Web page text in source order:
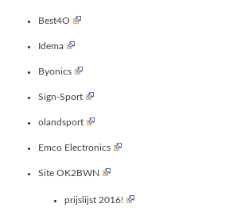
Best4O
Idema
Byonics
Sign-Sport
olandsport
Emco Electronics
Site OK2BWN
prijslijst 2016!